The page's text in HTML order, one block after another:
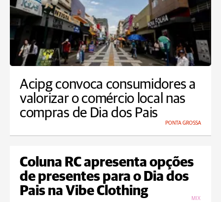
Acipg convoca consumidores a
valorizar o comércio local nas
compras de Dia dos Pais
PONTA GROSSA
Coluna RC apresenta opções
de presentes para o Dia dos
Pais na Vibe Clothing
MIX